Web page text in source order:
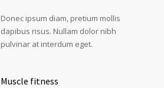
Donec ipsum diam, pretium mollis
dapibus risus. Nullam dolor nibh
pulvinar at interdum eget.
Muscle fitness